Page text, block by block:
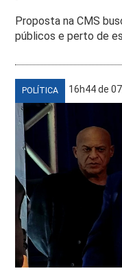
Proposta na CMS
públicos e perto de
POLÍTICA 16h44 de